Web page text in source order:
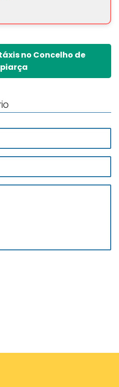
no Concelho de